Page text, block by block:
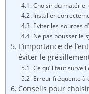
Choisir du matériel
Installer
Éviter les sources
Ne pas pousser le
L’importance de
éviter le
Ce qu’il faut
Erreur fréquente à
Conseils pour